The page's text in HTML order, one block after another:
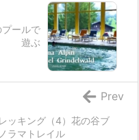
プールで
遊ぶ
ッキング（4）花の谷ブ
ラマトレイル
Prev